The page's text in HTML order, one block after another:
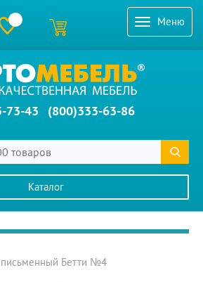
Меню
73-43 (800)333-63-86
Каталог
письменный Бетти №4